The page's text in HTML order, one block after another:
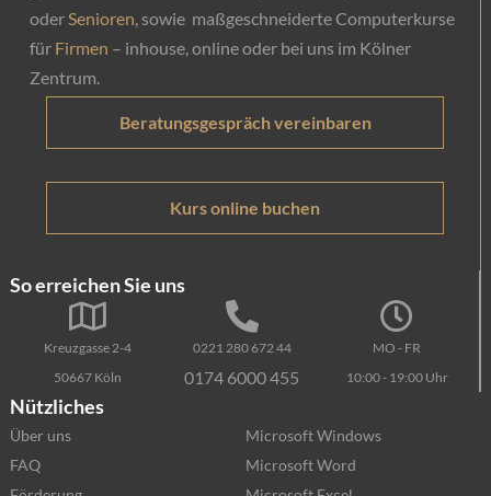
oder Senioren , sowie maßgeschneiderte Computerkurse
für Firmen – inhouse, online oder bei uns im Kölner
Zentrum.
Beratungsgespräch vereinbaren
Kurs online buchen
So erreichen Sie uns
Kreuzgasse 2-4
50667 Köln
0221 280 672 44
0174 6000 455
MO - FR
10:00 - 19:00 Uhr
Nützliches
Über uns
FAQ
Microsoft Windows
Microsoft Word